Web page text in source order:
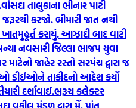
વાંસદા તાલુકાના ભીનાર પાટી
કરજો. બીમારી જાત નથી
કરાયું. આઝાદી બાદ વાટી
નવસારી જિલ્લા ભાજપ યુવા
જાહેર રસ્તો સરપંચ દ્વારા જ
ડીઈઓને તાકીદનો આદેશ કર્યો
દર્શાવાઈ.ભરૂચ કલેક્ટર